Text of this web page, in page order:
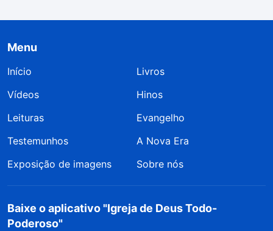
Menu
Início
Livros
Vídeos
Hinos
Leituras
Evangelho
Testemunhos
A Nova Era
Exposição de imagens
Sobre nós
Baixe o aplicativo "Igreja de Deus Todo-
Poderoso"